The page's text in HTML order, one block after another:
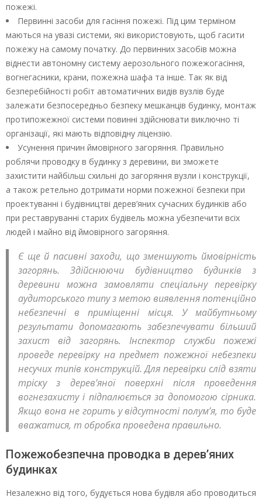
пожежі.
Первинні засоби для гасіння пожежі. Під цим терміном
маються на увазі системи, які використовують, щоб гасити
пожежу на самому початку. До первинних засобів можна
віднести автономну систему аерозольного пожежогасіння,
вогнегасники, крани, пожежна шафа та інше. Так як від
безперебійності робіт автоматичних видів вузлів буде
залежати безпосередньо безпеку мешканців будинку, монтаж
протипожежної системи повинні здійснювати виключно ті
організації, які мають відповідну ліцензію.
Усунення причин ймовірного загоряння. Правильно
роблячи проводку в будинку з деревини, ви зможете
захистити найбільш схильні до загоряння вузли і конструкції,
а також ретельно дотримати норми пожежної безпеки при
проектуванні і будівництві дерев’яних сучасних будинків або
при реставруванні старих будівель можна убезпечити всіх
людей і майно від ймовірного загоряння.
Є ще й пасивні заходи, що зменшують ймовірність
загорянь. Здійснюючи будівництво будинків з
деревини можна замовляти спеціальну перевірку
аудиторського типу з метою виявлення потенційно
небезпечні в приміщенні місця. У майбутньому
результати допомагають забезпечувати більший
захист від загорянь. Інспектор служби пожежі
проведе перевірку на предмет пожежної небезпеки
несучих типів конструкцій. Для перевірки слід взяти
тріску з дерев’яної поверхні після проведення
вогнезахисту і підпалюється за допомогою сірника.
Якщо вона не горить у відсутності полум’я, то буде
вважатися, т обробка проведена правильно.
Пожежобезпечна проводка в дерев’яних
будинках
Незалежно від того, будується нова будівля або проводиться